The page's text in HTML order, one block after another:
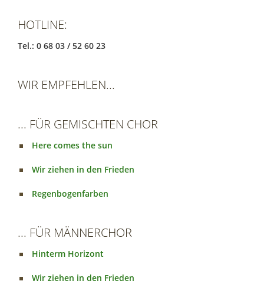
HOTLINE:
Tel.: 0 68 03 / 52 60 23
WIR EMPFEHLEN...
... FÜR GEMISCHTEN CHOR
Here comes the sun
Wir ziehen in den Frieden
Regenbogenfarben
... FÜR MÄNNERCHOR
Hinterm Horizont
Wir ziehen in den Frieden